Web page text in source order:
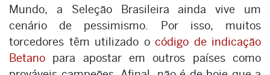
Mundo, a Seleção Brasileira ainda vive um
cenário de pessimismo. Por isso, muitos
torcedores têm utilizado o código de indicação
Betano para apostar em outros países como